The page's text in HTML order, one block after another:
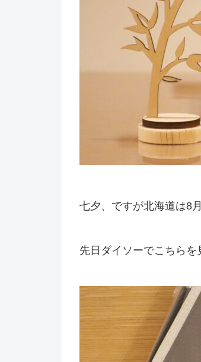
七夕、ですが北海道は8
先日ダイソーでこちらを